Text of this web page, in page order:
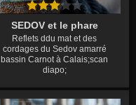
SEDOV et le phare
Reflets ddu mat et des
cordages du Sedov amarré
bassin Carnot à Calais;scan
diapo;